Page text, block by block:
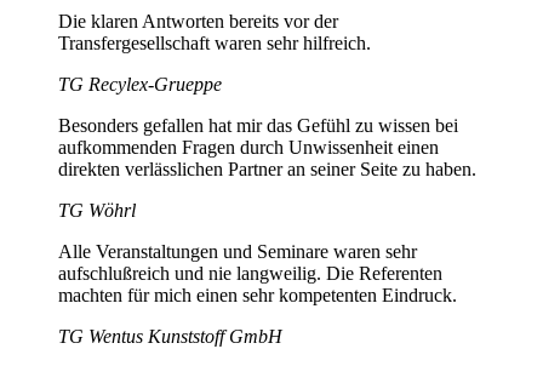
Die klaren Antworten bereits vor der
Transfergesellschaft waren sehr hilfreich.
TG Recylex-Grueppe
Besonders gefallen hat mir das Gefühl zu wissen bei
aufkommenden Fragen durch Unwissenheit einen
direkten verlässlichen Partner an seiner Seite zu haben.
TG Wöhrl
Alle Veranstaltungen und Seminare waren sehr
aufschlußreich und nie langweilig. Die Referenten
machten für mich einen sehr kompetenten Eindruck.
TG Wentus Kunststoff GmbH